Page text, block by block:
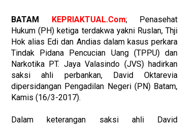
BATAM KEPRIAKTUAL.Com; Penasehat
Hukum (PH) ketiga terdakwa yakni Ruslan, Thji
Hok alias Edi dan Andias dalam kasus perkara
Tindak Pidana Pencucian Uang (TPPU) dan
Narkotika PT. Jaya Valasindo (JVS) hadirkan
saksi ahli perbankan, David Oktarevia
dipersidangan Pengadilan Negeri (PN) Batam,
Kamis (16/3-2017).
Dalam keterangan saksi ahli David